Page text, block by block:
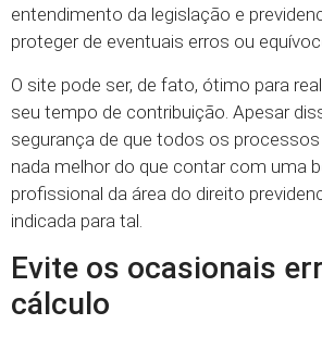
entendimento da legislação e
proteger de eventuais erros ou
O site pode ser, de fato, ótimo para
seu tempo de contribuição. Apesar
segurança de que todos os
nada melhor do que contar com uma
profissional da área do direito
indicada para tal.
Evite os ocasionais
cálculo